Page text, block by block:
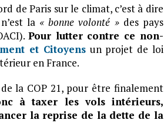
de Paris sur le climat, c’est à dire
la « bonne volonté »des pays
Pour lutter contre ce non-
et Citoyensun projet de loi
en France.
la COP 21, pour être finalement
à taxer les vols intérieurs,
la reprise de la dette de la